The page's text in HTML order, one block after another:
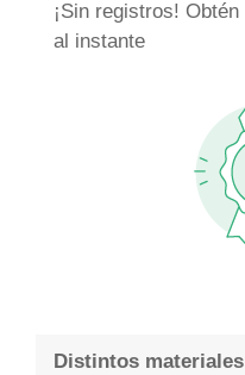
¡Sin registros!
al instante
Distintos materiales